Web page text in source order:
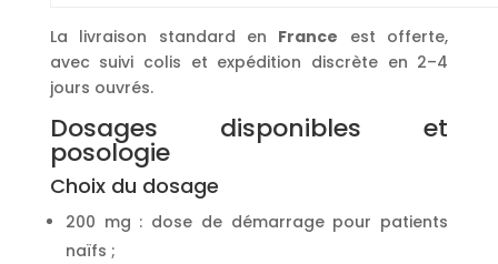
La livraison standard en France est offerte,
avec suivi colis et expédition discrète en 2–4
jours ouvrés.
Dosages disponibles et
posologie
Choix du dosage
200 mg : dose de démarrage pour patients
naïfs ;